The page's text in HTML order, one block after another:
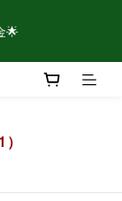
🌟
🌟
騙 👉點此查看官